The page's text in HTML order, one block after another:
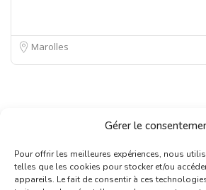
Gérer le
Pour offrir les meilleures expériences, nous
telles que les cookies pour stocker et/ou
appareils. Le fait de consentir à ces
Marolles